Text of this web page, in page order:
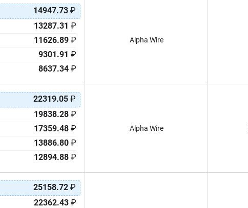
14947.73 ₽
13287.31 ₽
11626.89 ₽
9301.91 ₽
8637.34 ₽
Alpha Wire
22319.05 ₽
19838.28 ₽
17359.48 ₽
13886.80 ₽
12894.88 ₽
Alpha Wire
25158.72 ₽
22362.43 ₽